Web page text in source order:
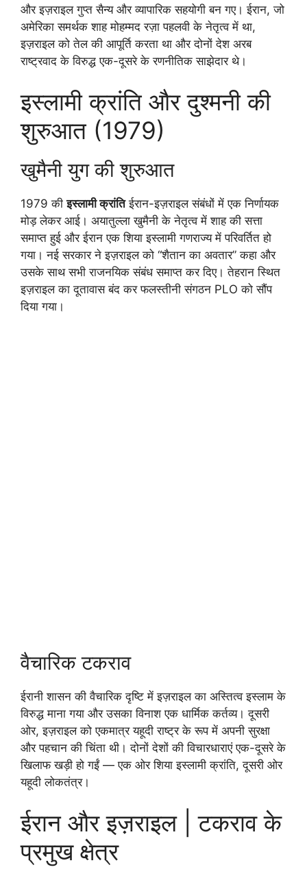
और इज़राइल गुप्त सैन्य और व्यापारिक सहयोगी बन गए। ईरान, जो
अमेरिका समर्थक शाह मोहम्मद रज़ा पहलवी के नेतृत्व में था,
इज़राइल को तेल की आपूर्ति करता था और दोनों देश अरब
राष्ट्रवाद के विरुद्ध एक-दूसरे के रणनीतिक साझेदार थे।
इस्लामी क्रांति और दुश्मनी की
शुरुआत (1979)
खुमैनी युग की शुरुआत
1979 कीइस्लामी क्रांतिईरान-इज़राइल संबंधों में एक निर्णायक
मोड़ लेकर आई। अयातुल्ला खुमैनी के नेतृत्व में शाह की सत्ता
समाप्त हुई और ईरान एक शिया इस्लामी गणराज्य में परिवर्तित हो
गया। नई सरकार ने इज़राइल को “शैतान का अवतार” कहा और
उसके साथ सभी राजनयिक संबंध समाप्त कर दिए। तेहरान स्थित
इज़राइल का दूतावास बंद कर फलस्तीनी संगठन PLO को सौंप
दिया गया।
वैचारिक टकराव
ईरानी शासन की वैचारिक दृष्टि में इज़राइल का अस्तित्व इस्लाम के
विरुद्ध माना गया और उसका विनाश एक धार्मिक कर्तव्य। दूसरी
ओर, इज़राइल को एकमात्र यहूदी राष्ट्र के रूप में अपनी सुरक्षा
और पहचान की चिंता थी। दोनों देशों की विचारधाराएं एक-दूसरे के
खिलाफ खड़ी हो गईं — एक ओर शिया इस्लामी क्रांति, दूसरी ओर
यहूदी लोकतंत्र।
ईरान और इज़राइल | टकराव के
प्रमुख क्षेत्र